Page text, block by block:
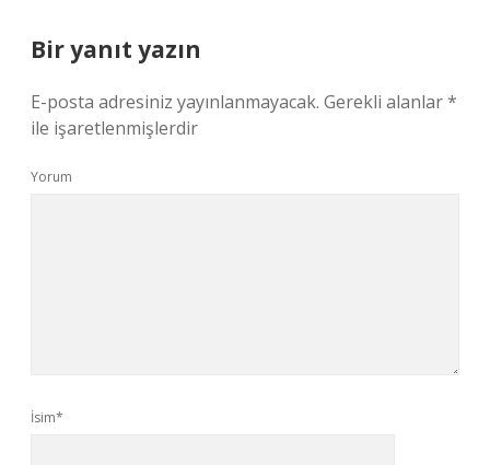
Bir yanıt yazın
E-posta adresiniz yayınlanmayacak. Gerekli alanlar*
ile işaretlenmişlerdir
Yorum
İsim*